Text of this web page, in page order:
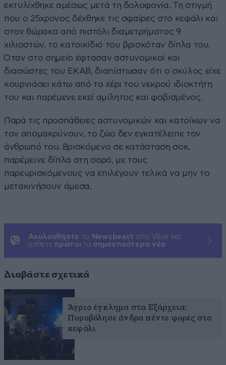
εκτυλίχθηκε αμέσως μετά τη δολοφονία. Τη στιγμή
που ο 25χρονος δέχθηκε τις σφαίρες στο κεφάλι και
στον θώρακα από πιστόλι διαμετρήματος 9
χιλιοστών, το κατοικίδιό του βρισκόταν δίπλα του.
Όταν στο σημείο έφτασαν αστυνομικοί και
διασώστες του ΕΚΑΒ, διαπίστωσαν ότι ο σκύλος είχε
κουρνιάσει κάτω από το χέρι του νεκρού ιδιοκτήτη
του και παρέμενε εκεί αμίλητος και φοβισμένος.
Παρά τις προσπάθειες αστυνομικών και κατοίκων να
τον απομακρύνουν, το ζώο δεν εγκατέλειπε τον
άνθρωπό του. Βρισκόμενο σε κατάσταση σοκ,
παρέμεινε δίπλα στη σορό, με τους
παρευρισκόμενους να επιλέγουν τελικά να μην το
μετακινήσουν άμεσα.
Ακολουθήστε το Newsbeast στο Viber και
μάθετε πρώτοι τα σημαντικότερα νέα
Διαβάστε σχετικά
Άγριο έγκλημα στα Εξάρχεια:
Πυροβόλησε άνδρα πέντε φορές στο
κεφάλι